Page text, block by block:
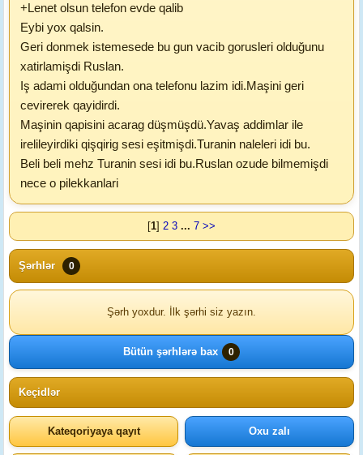
+Lenet olsun telefon evde qalib
Eybi yox qalsin.
Geri donmek istemesede bu gun vacib gorusleri olduğunu
xatirlamişdi Ruslan.
Iş adami olduğundan ona telefonu lazim idi.Maşini geri
cevirerek qayidirdi.
Maşinin qapisini acarag düşmüşdü.Yavaş addimlar ile
irelileyirdiki qişqirig sesi eşitmişdi.Turanin naleleri idi bu.
Beli beli mehz Turanin sesi idi bu.Ruslan ozude bilmemişdi
nece o pilekkanlari
[1] 2 3 ... 7 >>
Şərhlər 0
Şərh yoxdur. İlk şərhi siz yazın.
Bütün şərhlərə bax 0
Keçidlər
Kateqoriyaya qayıt Oxu zalı